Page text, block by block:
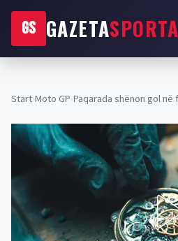
GS GAZETA
Start›Moto GP›Paqarada shënon gol